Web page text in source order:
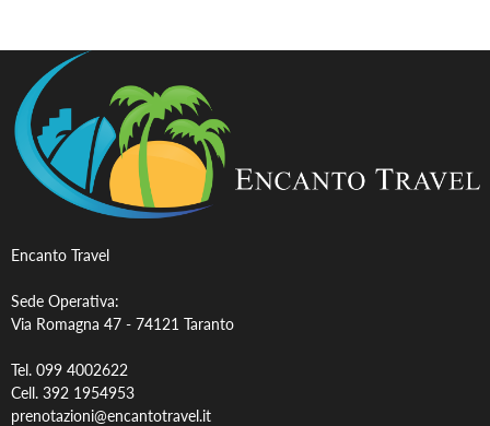
Encanto Travel
Sede Operativa:
Via Romagna 47 - 74121 Taranto
Tel. 099 4002622
Cell. 392 1954953
prenotazioni@encantotravel.it